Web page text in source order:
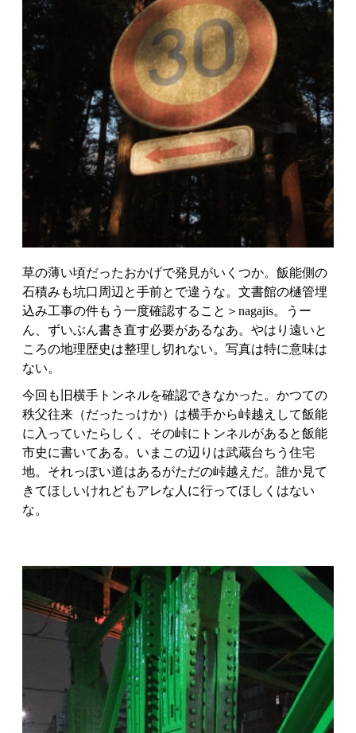
草の薄い頃だったおかげで発見がいくつか。飯能側の
石積みも坑口周辺と手前とで違うな。文書館の樋管埋
込み工事の件もう一度確認すること＞nagajis。うー
ん、ずいぶん書き直す必要があるなあ。やはり遠いと
ころの地理歴史は整理し切れない。写真は特に意味は
ない。
今回も旧横手トンネルを確認できなかった。かつての
秩父往来（だったっけか）は横手から峠越えして飯能
に入っていたらしく、その峠にトンネルがあると飯能
市史に書いてある。いまこの辺りは武蔵台ちう住宅
地。それっぽい道はあるがただの峠越えだ。誰か見て
きてほしいけれどもアレな人に行ってほしくはない
な。